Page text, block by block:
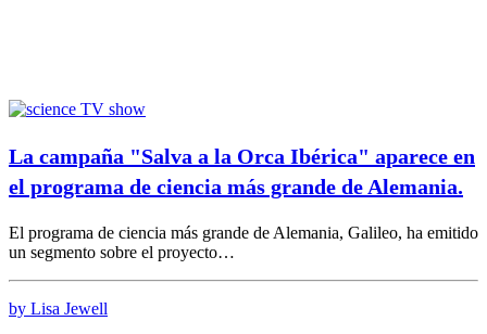
La campaña "Salva a la Orca Ibérica" aparece en
el programa de ciencia más grande de Alemania.
El programa de ciencia más grande de Alemania, Galileo, ha emitido
un segmento sobre el proyecto…
by Lisa Jewell